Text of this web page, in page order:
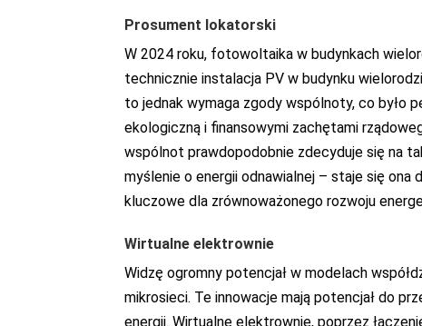
Prosument lokatorski
W 2024 roku, fotowoltaika w budynkach
technicznie instalacja PV w budynku
to jednak wymaga zgody wspólnoty, co było
ekologiczną i finansowymi zachętami
wspólnot prawdopodobnie zdecyduje się na
myślenie o energii odnawialnej – staje się
kluczowe dla zrównoważonego rozwoju
Wirtualne elektrownie
Widzę ogromny potencjał w modelach
mikrosieci. Te innowacje mają potencjał do
energii. Wirtualne elektrownie, poprzez